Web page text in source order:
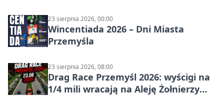
23 sierpnia 2026, 00:00
Wincentiada 2026 – Dni Miasta
Przemyśla
23 sierpnia 2026, 08:00
Drag Race Przemyśl 2026: wyścigi na
1/4 mili wracają na Aleję Żołnierzy